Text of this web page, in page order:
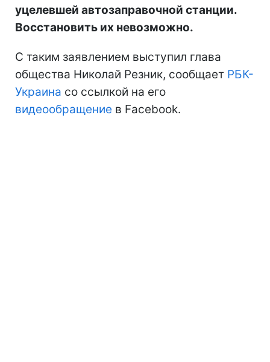
уцелевшей автозаправочной станции.
Восстановить их невозможно.
С таким заявлением выступил глава
общества Николай Резник, сообщает РБК-
Украина со ссылкой на его
видеообращение в Facebook.